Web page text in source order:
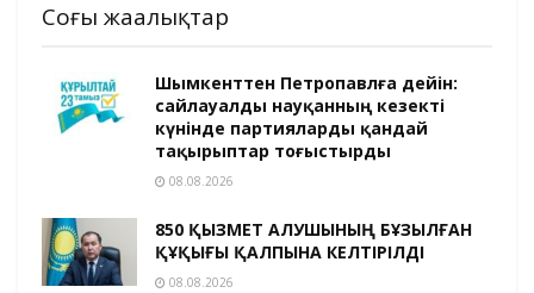
Соңғы жаңалықтар
Шымкенттен Петропавлға дейін:
сайлауалды науқанның кезекті
күнінде партияларды қандай
тақырыптар тоғыстырды
08.08.2026
850 ҚЫЗМЕТ АЛУШЫНЫҢ БҰЗЫЛҒАН
ҚҰҚЫҒЫ ҚАЛПЫНА КЕЛТІРІЛДІ
08.08.2026